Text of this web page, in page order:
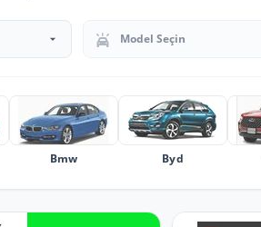
Model Seçin
Bmw Byd